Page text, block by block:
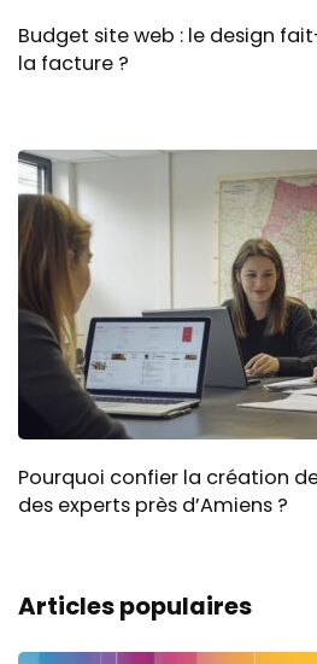
Budget site web : le design
la facture ?
Pourquoi confier la création
des experts près d’Amiens ?
Articles populaires